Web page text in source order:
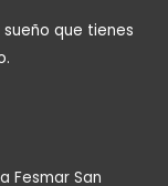
que tienes
Fesmar San